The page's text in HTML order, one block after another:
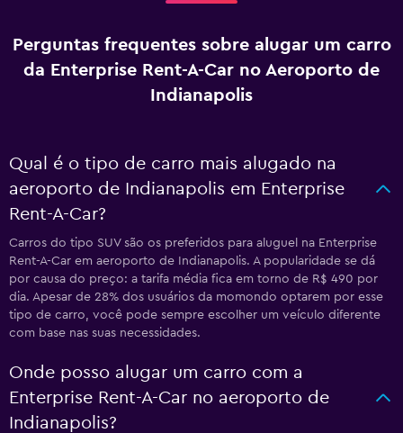
Perguntas frequentes sobre alugar um carro
da Enterprise Rent-A-Car no Aeroporto de
Indianapolis
Qual é o tipo de carro mais alugado na
aeroporto de Indianapolis em Enterprise
Rent-A-Car?
Carros do tipo SUV são os preferidos para aluguel na Enterprise
Rent-A-Car em aeroporto de Indianapolis. A popularidade se dá
por causa do preço: a tarifa média fica em torno de R$ 490 por
dia. Apesar de 28% dos usuários da momondo optarem por esse
tipo de carro, você pode sempre escolher um veículo diferente
com base nas suas necessidades.
Onde posso alugar um carro com a
Enterprise Rent-A-Car no aeroporto de
Indianapolis?